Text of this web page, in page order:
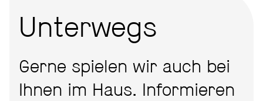
Unterwegs
Gerne spielen wir auch bei
Ihnen im Haus. Informieren